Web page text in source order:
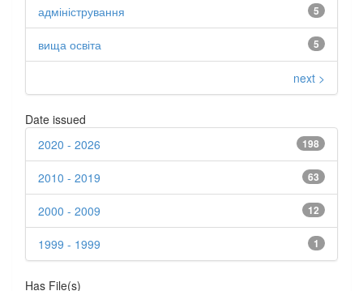
5
адміністрування
5
вища освіта
next >
Date issued
198
2020 - 2026
63
2010 - 2019
12
2000 - 2009
1
1999 - 1999
Has File(s)